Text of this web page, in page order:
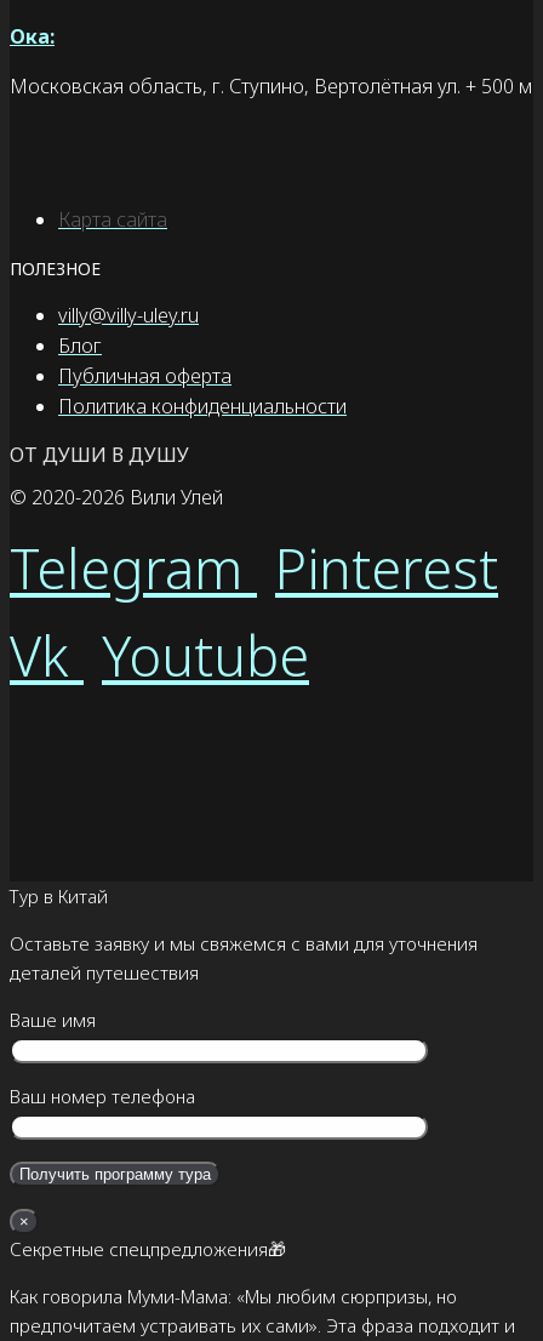
Ока:
Московская область, г. Ступино, Вертолётная ул. + 500 м
Карта сайта
ПОЛЕЗНОЕ
villy@villy-uley.ru
Блог
Публичная оферта
Политика конфиденциальности
ОТ ДУШИ В ДУШУ
© 2020-2026 Вили Улей
Telegram Pinterest
Vk Youtube
Тур в Китай
Оставьте заявку и мы свяжемся с вами для уточнения
деталей путешествия
Ваше имя
Ваш номер телефона
×
Секретные спецпредложения🎁
Как говорила Муми-Мама: «Мы любим сюрпризы, но
предпочитаем устраивать их сами». Эта фраза подходит и